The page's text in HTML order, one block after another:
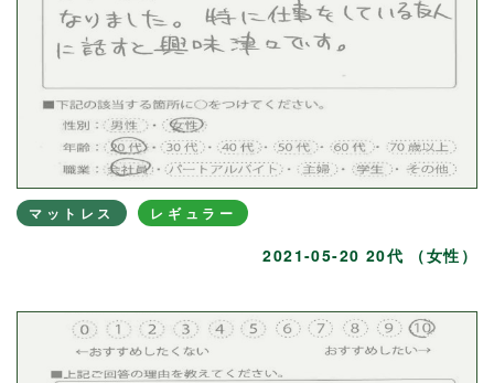
マットレス レギュラー
2021-05-20 20代 （女性）